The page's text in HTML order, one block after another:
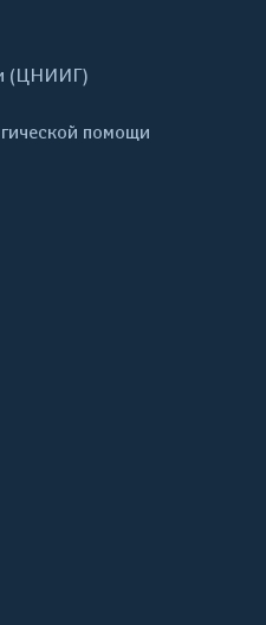
(ЦНИИГ)
помощи